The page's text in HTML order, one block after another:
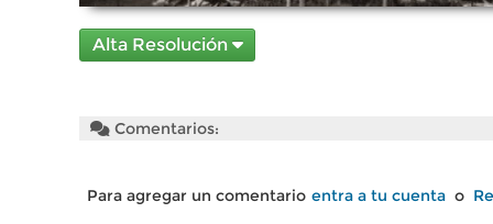
Alta Resolución
Comentarios:
Para agregar un comentario entra a tu cuenta o